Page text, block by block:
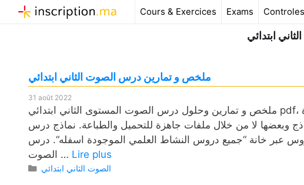
au
Cours & Exercices Exams Controles
ابتدائي
ملخص و تمارين درس الصوت الثاني ابتدائي
31 août 2022
ملخص و تمارين وحلول درس الصوت المستوى الثاني ابتدائي pdf، وكذلك فروض مع التصحيح وامتحانات وجذاذات. يخص مادة
وبعضها لا من خلال ملفات جاهزة للتحميل والطباعة. نماذج درس
عبر خانة “جميع دروس النشاط العلمي الموجودة اسفله“. درس
الصوت … Lire plus
Catégories
الصوت الثاني ابتدائي